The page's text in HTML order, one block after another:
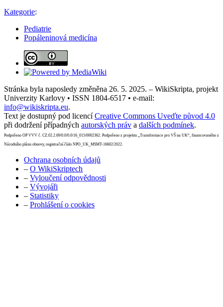
Kategorie:
Pediatrie
Popáleninová medicína
Stránka byla naposledy změněna 26. 5. 2025. – WikiSkripta, projekt
Univerzity Karlovy • ISSN 1804-6517 • e-mail:
info@wikiskripta.eu.
Text je dostupný pod licencíCreative Commons Uveďte původ 4.0
při dodržení případných autorských práv a dalších podmínek.
Podpořeno OP VVV č. CZ.02.2.69/0.0/0.0/16_015/0002362. Podpořeno z projektu „Transformace pro VŠ na UK“, financovaného z
Národního plánu obnovy, registrační číslo NPO_UK_MSMT-16602/2022.
Ochrana osobních údajů
– O WikiSkriptech
– Vyloučení odpovědnosti
– Vývojáři
– Statistiky
– Prohlášení o cookies